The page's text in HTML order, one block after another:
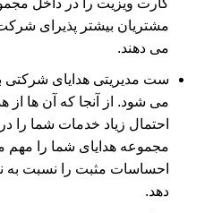
مشتریان بیشتر پذیرای
می دهند.
ست مدیریتی هدایای شرکتی
می شود. از آنجا که آن ها از
احتمال زیاد خدمات شما را
مجموعه هدایای شما را مهم می
احساسات مثبت را نسبت به
دهد.